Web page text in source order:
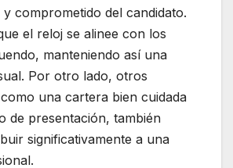
comprometido del candidato.
el reloj se alinee con los
manteniendo así una
Por otro lado, otros
una cartera bien cuidada
de presentación, también
significativamente a una